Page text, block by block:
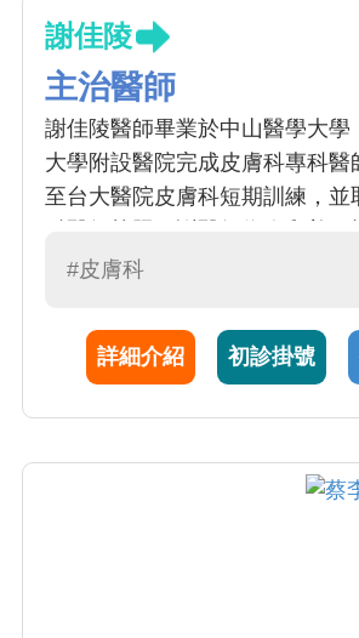
謝佳陵
主治醫師
謝佳陵醫師畢業於中山醫學大學
大學附設醫院完成皮膚科專科醫
至台大醫院皮膚科短期訓練，並
長於一般皮膚病 (濕疹、蕁麻疹
、指甲/毛髮疾患、感染疾患 (帶
瘡、黴菌感染)、皮膚腫瘤、美
#皮膚科
詳細介紹 初診掛號